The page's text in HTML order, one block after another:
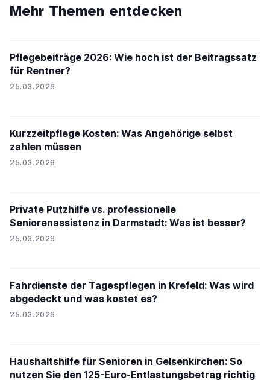
Mehr Themen entdecken
Pflegebeiträge 2026: Wie hoch ist der Beitragssatz
für Rentner?
25.03.2026
Kurzzeitpflege Kosten: Was Angehörige selbst
zahlen müssen
25.03.2026
Private Putzhilfe vs. professionelle
Seniorenassistenz in Darmstadt: Was ist besser?
25.03.2026
Fahrdienste der Tagespflegen in Krefeld: Was wird
abgedeckt und was kostet es?
25.03.2026
Haushaltshilfe für Senioren in Gelsenkirchen: So
nutzen Sie den 125-Euro-Entlastungsbetrag richtig